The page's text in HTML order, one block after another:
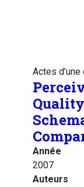
Actes
Année
2007
Auteurs